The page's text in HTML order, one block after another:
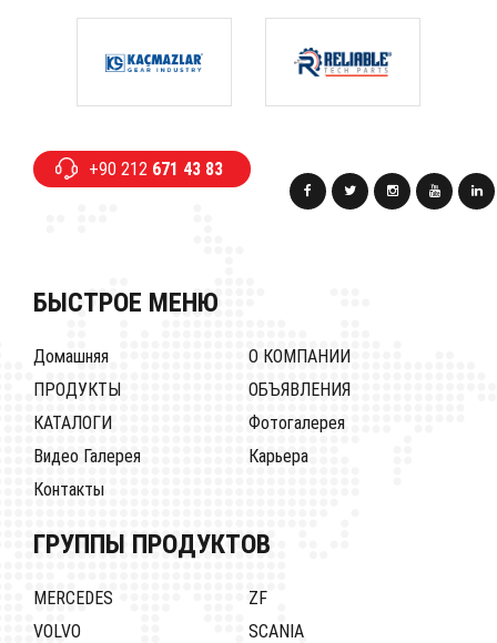
+90 212 671 43 83
БЫСТРОЕ МЕНЮ
Домашняя
О КОМПАНИИ
ПРОДУКТЫ
ОБЪЯВЛЕНИЯ
КАТАЛОГИ
Фотогалерея
Видео Галерея
Карьера
Контакты
ГРУППЫ ПРОДУКТОВ
MERCEDES
ZF
VOLVO
SCANIA